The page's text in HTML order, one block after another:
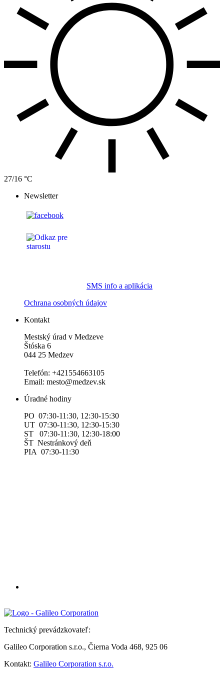
27/16 °C
Newsletter
SMS info a aplikácia
Ochrana osobných údajov
Kontakt
Mestský úrad v Medzeve
Štóska 6
044 25 Medzev
Telefón: +421554663105
Email: mesto@medzev.sk
Úradné hodiny
PO 07:30-11:30, 12:30-15:30
UT 07:30-11:30, 12:30-15:30
ST 07:30-11:30, 12:30-18:00
ŠT Nestránkový deň
PIA 07:30-11:30
Technický prevádzkovateľ:
Galileo Corporation s.r.o., Čierna Voda 468, 925 06
Kontakt: Galileo Corporation s.r.o.